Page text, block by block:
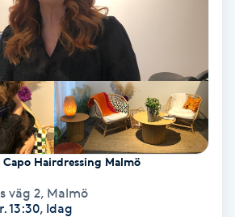
Capo Hairdressing Malmö
väg 2, Malmö
13:30, Idag